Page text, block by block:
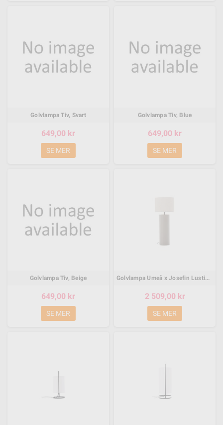
Golvlampa Tiv, Svart
649,00 kr
SE MER
Golvlampa Tiv, Blue
649,00 kr
SE MER
Golvlampa Tiv, Beige
649,00 kr
SE MER
Golvlampa Umeå x Josefin Lustig, Grå
2 509,00 kr
SE MER